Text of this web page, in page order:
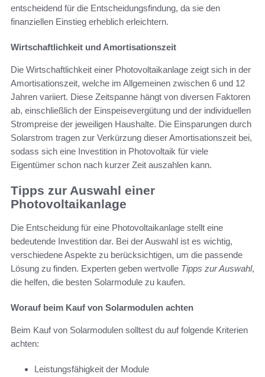
entscheidend für die Entscheidungsfindung, da sie den
finanziellen Einstieg erheblich erleichtern.
Wirtschaftlichkeit und Amortisationszeit
Die Wirtschaftlichkeit einer Photovoltaikanlage zeigt sich in der
Amortisationszeit, welche im Allgemeinen zwischen 6 und 12
Jahren variiert. Diese Zeitspanne hängt von diversen Faktoren
ab, einschließlich der Einspeisevergütung und der individuellen
Strompreise der jeweiligen Haushalte. Die Einsparungen durch
Solarstrom tragen zur Verkürzung dieser Amortisationszeit bei,
sodass sich eine Investition in Photovoltaik für viele
Eigentümer schon nach kurzer Zeit auszahlen kann.
Tipps zur Auswahl einer
Photovoltaikanlage
Die Entscheidung für eine Photovoltaikanlage stellt eine
bedeutende Investition dar. Bei der Auswahl ist es wichtig,
verschiedene Aspekte zu berücksichtigen, um die passende
Lösung zu finden. Experten geben wertvolle Tipps zur Auswahl,
die helfen, die besten Solarmodule zu kaufen.
Worauf beim Kauf von Solarmodulen achten
Beim Kauf von Solarmodulen solltest du auf folgende Kriterien
achten:
Leistungsfähigkeit der Module